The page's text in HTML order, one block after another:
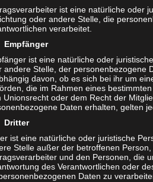
2021
AMG GT Black
Fotoshooting
AMG GT Black Series von
gehört zu den wenigen
Sportwagen, über die das
Magazin berichtet. Was den
so besonders macht erfahrt
Definitiv ein Fahrzeug...
ist eine natürliche oder
oder andere Stelle, die
verarbeitet.
ist eine natürliche oder
andere Stelle, der personenbezogene
davon, ob es sich bei ihr um
die im Rahmen eines
Unionsrecht oder dem Recht der
Daten erhalten, gelten
ist eine natürliche oder juristische
Stelle außer der betroffenen
und den Personen, die
des Verantwortlichen oder
Daten zu